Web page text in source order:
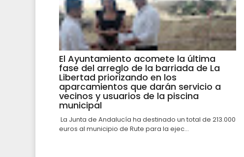
El Ayuntamiento acomete la última
fase del arreglo de la barriada de La
Libertad priorizando en los
aparcamientos que darán servicio a
vecinos y usuarios de la piscina
municipal
La Junta de Andalucía ha destinado un total de 213.000
euros al municipio de Rute para la ejec...